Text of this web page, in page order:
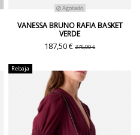
Agotado
VANESSA BRUNO RAFIA BASKET
VERDE
187,50 €375,00 €
Rebaja